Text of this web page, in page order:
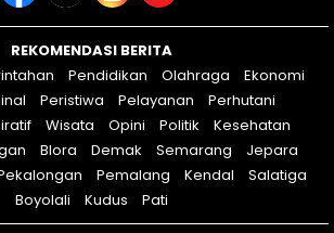
REKOMENDASI BERITA
Pendidikan Olahraga
Ekonomi
Peristiwa Pelayanan
Perhutani
Wisata Opini Politik
Kesehatan
Blora Demak Semarang
Jepara
Pemalang Kendal
Salatiga
Boyolali
Kudus Pati